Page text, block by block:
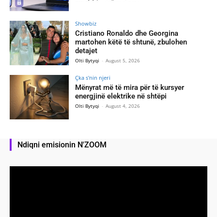
Showbiz
Cristiano Ronaldo dhe Georgina
martohen këtë të shtunë, zbulohen
detajet
Olti Bytyqi - August 5, 2026
Çka s'nin njeri
Mënyrat më të mira për të kursyer
energjinë elektrike në shtëpi
Olti Bytyqi - August 4, 2026
Ndiqni emisionin N'ZOOM